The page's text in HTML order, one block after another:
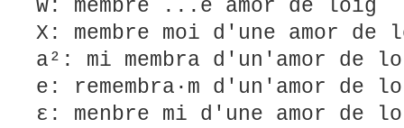
W: membre ...e amor de loig
X: membre moi d'une amor de
a²: mi membra d'un'amor de
e: remembra·m d'un'amor de
ε: menbre mi d'une amor de